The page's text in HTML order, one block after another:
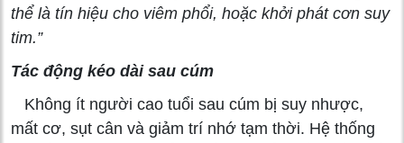
thể là tín hiệu cho viêm phổi, hoặc khởi phát cơn suy
tim.”
Tác động kéo dài sau cúm
Không ít người cao tuổi sau cúm bị suy nhược,
mất cơ, sụt cân và giảm trí nhớ tạm thời. Hệ thống